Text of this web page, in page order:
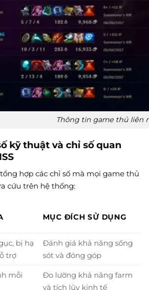
Thông tin game thủ liên
kỹ thuật và chỉ số quan
hợp các chỉ số mà mọi game thủ
cứu trên hệ thống:
MỤC ĐÍCH SỬ DỤNG
bị hạ
trợ
Đánh giá khả năng sống
sót và đóng góp
mỗi
Đo lường khả năng farm
và tích lũy kinh tế